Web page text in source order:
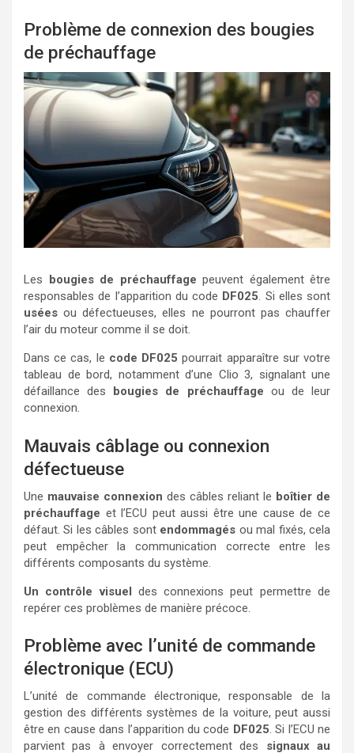
Problème de connexion des bougies
de préchauffage
Les bougies de préchauffage peuvent également être
responsables de l’apparition du code DF025. Si elles sont
usées ou défectueuses, elles ne pourront pas chauffer
l’air du moteur comme il se doit.
Dans ce cas, le code DF025 pourrait apparaître sur votre
tableau de bord, notamment d’une Clio 3, signalant une
défaillance des bougies de préchauffage ou de leur
connexion.
Mauvais câblage ou connexion
défectueuse
Une mauvaise connexion des câbles reliant le boîtier de
préchauffage et l’ECU peut aussi être une cause de ce
défaut. Si les câbles sont endommagés ou mal fixés, cela
peut empêcher la communication correcte entre les
différents composants du système.
Un contrôle visuel des connexions peut permettre de
repérer ces problèmes de manière précoce.
Problème avec l’unité de commande
électronique (ECU)
L’unité de commande électronique, responsable de la
gestion des différents systèmes de la voiture, peut aussi
être en cause dans l’apparition du code DF025. Si l’ECU ne
parvient pas à envoyer correctement des signaux au